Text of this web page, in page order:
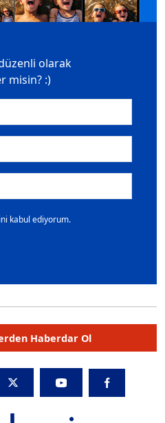
olarak
misin? :)
kabul ediyorum.
Haberdar Ol